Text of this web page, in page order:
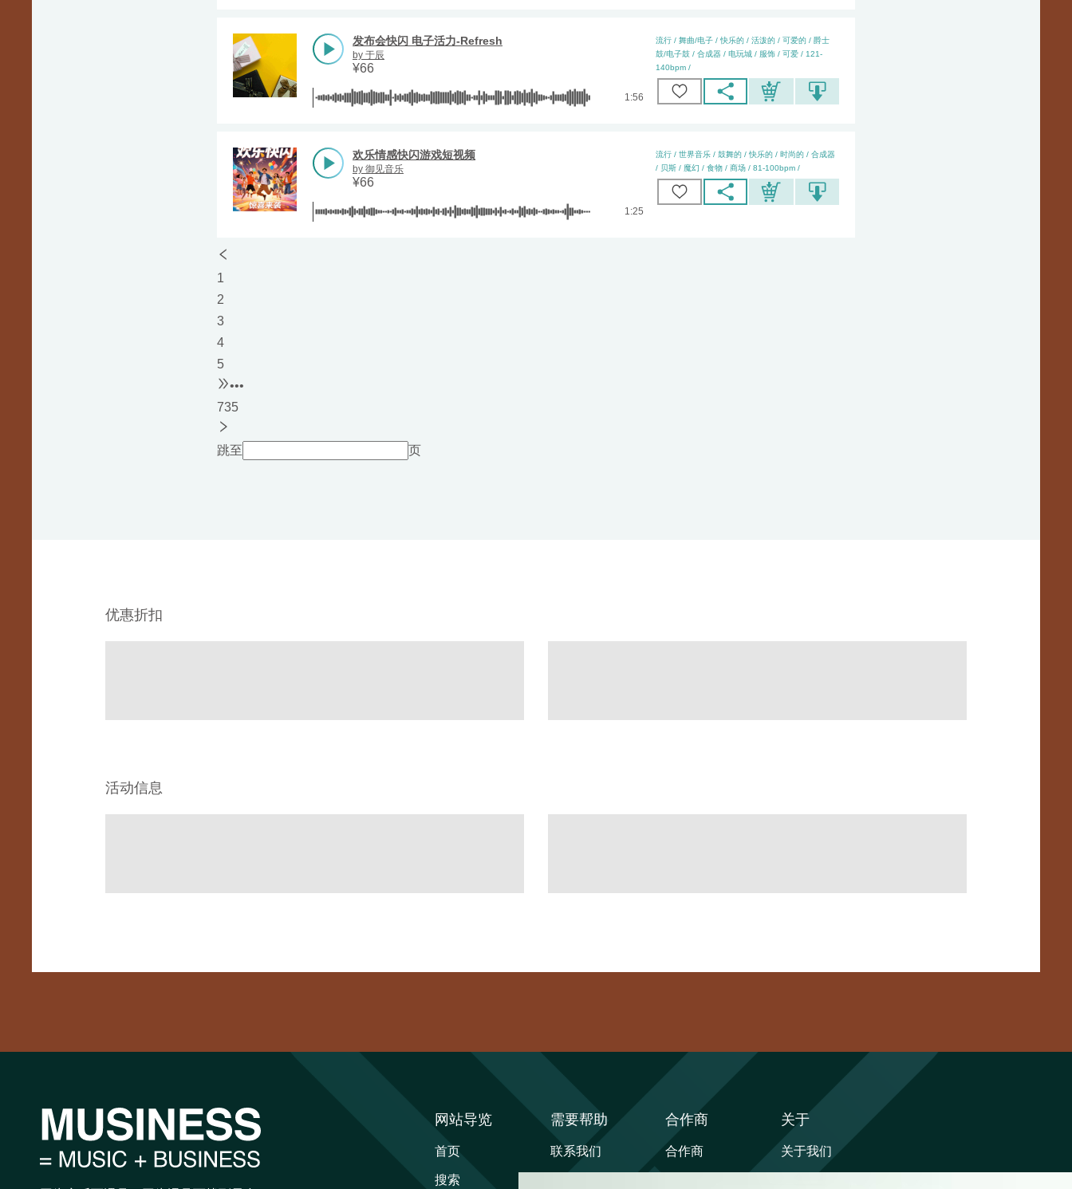
发布会快闪 电子活力-Refresh
by 于辰
¥66
1:56
流行 / 舞曲/电子 / 快乐的 / 活泼的 / 可爱的 / 爵士
鼓/电子鼓 / 合成器 / 电玩城 / 服饰 / 可爱 / 121-
140bpm /
欢乐情感快闪游戏短视频
by 御见音乐
¥66
1:25
流行 / 世界音乐 / 鼓舞的 / 快乐的 / 时尚的 / 合成器
/ 贝斯 / 魔幻 / 食物 / 商场 / 81-100bpm /
1
2
3
4
5
•••
735
跳至 页
优惠折扣
活动信息
网站导览
首页
搜索
需要帮助
联系我们
合作商
合作商
关于
关于我们